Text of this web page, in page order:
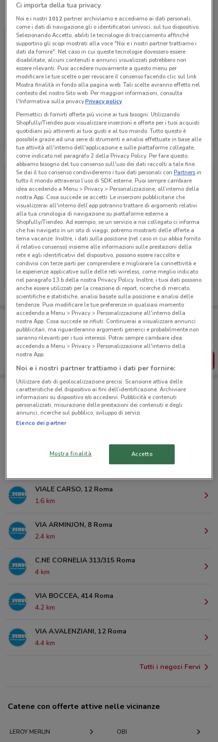
Fervi
Scade il 31/12 1.6 km
Fervi
Scade il 31/12 1.6 km
Fervi
Scade il 31/12 1.6 km
Porta DoveConviene sempre con te!
Puoi trovare le migliori offerte dei negozi vicino a te,
salvarle e creare la tua lista del risparmio, comodamente
dal tuo cellulare.
Negozi Fervi a Pantano borghese
© MapTiler© OpenStreetMap contributors
VIALE CARSO, 12 Roma
1.6 km
VIA ARMINJON, 8 Roma
2.4 km
C.NE CORNELIA 313/315 Roma
4 km
VIA BOCCEA, 414 Roma
4.2 km
VIA A.VALENZIANI, 12 Roma
4.4 km
Tutti i negozi Fervi
Catene con offerte attive nelle vicinanze
LEROY MERLIN OBI
Ci importa della tua privacy
Noi e i nostri 1012partner archiviamo e accediamo ai dati personali,
come i dati di navigazione gli o identificatori univoci, sul tuo dispositivo.
Selezionando Accetto, abiliti le tecnologie di tracciamento affinché
supportino gli scopi mostrati alla voce "Noi e i nostri partner trattiamo i
dati da fornire". Nel caso in cui queste tecnologie dovessero essere
disabilitate, alcuni contenuti e annunci visualizzati potrebbero non
essere rilevanti. Puoi accedere nuovamente a questo menu per
modificare le tue scelte o per revocare il consenso facendo clic sul link
Mostra finalità in fondo alla pagina web. Tali scelte avranno effetto nel
contesto del nostro Sito web. Per maggiori informazioni, consulta
l'Informativa sulla privacy.Privacy policy
Permettici di fornirti offerte più vicine ai tuoi bisogni: Utilizzando
Shopfully/Tiendeo puoi visualizzare inserzioni e offerte per i tuoi acquisti
quotidiani più attinenti ai tuoi gusti e al tuo mondo. Tutto questo è
possibile grazie ad una serie di strumenti e analisi effettuate in base alle
tue attività all'interno dell'applicazione e sulle piattaforme collegate,
come indicato nel paragrafo 2 della Privacy Policy. Per fare questo,
abbiamo bisogno del tuo consenso sull'uso dei dati raccolti a tale fine.
Se dai il tuo consenso condivideremo i tuoi dati personali conPartnersin
tutto il mondo attraverso l’uso di SDK esterne. Puoi sempre cambiare
idea accedendo a Menu > Privacy > Personalizzazione, all’interno della
nostra App. Cosa succede se accetti: Le inserzioni pubblicitarie che
visualizzerai all'interno dell’app potranno trattare di argomenti relativi
alla tua cronologia di navigazione su piattaforme esterne a
Shopfully/Tiendeo. Ad esempio, se un servizio a noi collegato ci informa
che hai navigato in un sito di viaggi, potremo mostrarti delle offerte a
tema vacanze. Inoltre, i dati sulla posizione (nel caso in cui abbia fornito
il relativo consenso) insieme alle informazioni sulle prestazioni della
rete e agli identificativi del dispositivo, possono essere raccolte e
condivisi con terze parti per comprendere e migliorare la connettività e
le esperienze applicative sulle delle reti wireless, come meglio indicato
nel paragrafo 13.b della nostra Privacy Policy. Inoltre, i tuoi dati possono
anche essere utilizzati per la creazione di report, ricerche di mercato,
scientifiche e statistiche, analisi basate sulla posizione e analisi delle
tendenze. Puoi modificare le tue preferenze in qualsiasi momento
accedendo a Menu > Privacy > Personalizzazione all'interno della
nostra App. Cosa succede se rifiuti: Continuerai a visualizzare annunci
pubblicitari, ma riguarderanno argomenti generici e probabilmente non
saranno rilevanti per i tuoi interessi. Potrai sempre cambiare idea
accedendo a Menu > Privacy > Personalizzazione all'interno della
nostra App.
Noi e i nostri partner trattiamo i dati per fornire:
Utilizzare dati di geolocalizzazione precisi. Scansione attiva delle
caratteristiche del dispositivo ai fini dell’identificazione. Archiviare
informazioni su dispositivo e/o accedervi. Pubblicità e contenuti
personalizzati, misurazione delle prestazioni dei contenuti e degli
annunci, ricerche sul pubblico, sviluppo di servizi.
Elenco dei partner
Mostra finalità Accetto